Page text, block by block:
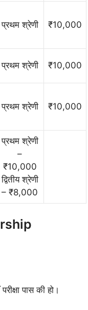
प्रथम श्रेणी ₹10,000
प्रथम श्रेणी ₹10,000
प्रथम श्रेणी ₹10,000
प्रथम श्रेणी
–
₹10,000
द्वितीय श्रेणी
– ₹8,000
पास की हो।